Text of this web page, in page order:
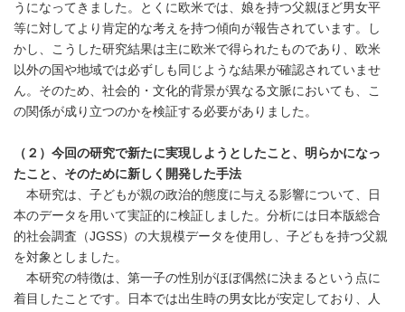
うになってきました。とくに欧米では、娘を持つ父親ほど男女平
等に対してより肯定的な考えを持つ傾向が報告されています。し
かし、こうした研究結果は主に欧米で得られたものであり、欧米
以外の国や地域では必ずしも同じような結果が確認されていませ
ん。そのため、社会的・文化的背景が異なる文脈においても、こ
の関係が成り立つのかを検証する必要がありました。
（２）今回の研究で新たに実現しようとしたこと、明らかになっ
たこと、そのために新しく開発した手法
本研究は、子どもが親の政治的態度に与える影響について、日
本のデータを用いて実証的に検証しました。分析には日本版総合
的社会調査（JGSS）の大規模データを使用し、子どもを持つ父親
を対象としました。
本研究の特徴は、第一子の性別がほぼ偶然に決まるという点に
着目したことです。日本では出生時の男女比が安定しており、人